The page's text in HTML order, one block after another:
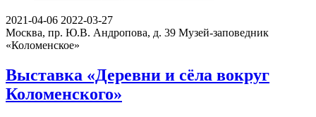
2021-04-06 2022-03-27
Москва, пр. Ю.В. Андропова, д. 39 Музей-заповедник
«Коломенское»
Выставка «Деревни и сёла вокруг
Коломенского»